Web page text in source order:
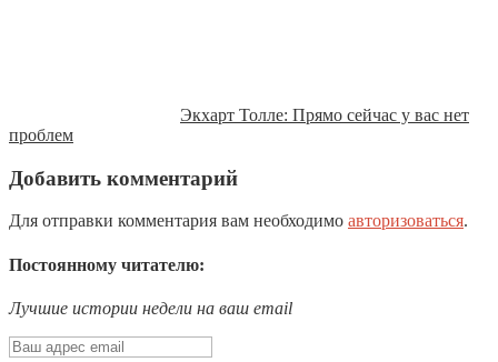
Экхарт Толле: Прямо сейчас у вас нет
проблем
Добавить комментарий
Для отправки комментария вам необходимо авторизоваться.
Постоянному читателю:
Лучшие истории недели на ваш email